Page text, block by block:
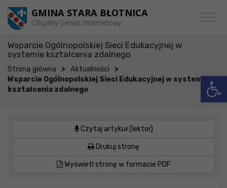
Przejdź do menu
Przejdź do głównej treści strony
Przejdź do stopki strony GMINA STARA BŁOTNICA
Oficjalny Serwis Internetowy
Wsparcie Ogólnopolskiej Sieci Edukacyjnej w
systemie kształcenia zdalnego
Strona główna > Aktualności >
Wsparcie Ogólnopolskiej Sieci Edukacyjnej w systemie
kształcenia zdalnego
Czytaj artykuł (lektor)
Drukuj stronę
Wyświetl stronę w formacie PDF